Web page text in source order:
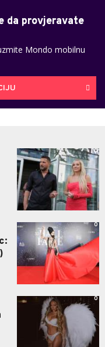
da provjeravate
Mondo mobilnu
0
0
0